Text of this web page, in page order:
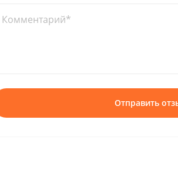
Комментарий*
Отправить